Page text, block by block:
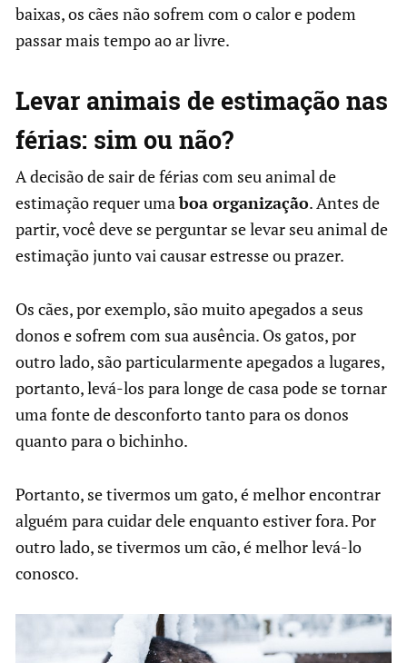
baixas, os cães não sofrem com o calor e podem
passar mais tempo ao ar livre.
Levar animais de estimação nas
férias: sim ou não?
A decisão de sair de férias com seu animal de
estimação requer umaboa organização. Antes de
partir, você deve se perguntar se levar seu animal de
estimação junto vai causar estresse ou prazer.
Os cães, por exemplo, são muito apegados a seus
donos e sofrem com sua ausência. Os gatos, por
outro lado, são particularmente apegados a lugares,
portanto, levá-los para longe de casa pode se tornar
uma fonte de desconforto tanto para os donos
quanto para o bichinho.
Portanto, se tivermos um gato, é melhor encontrar
alguém para cuidar dele enquanto estiver fora. Por
outro lado, se tivermos um cão, é melhor levá-lo
conosco.